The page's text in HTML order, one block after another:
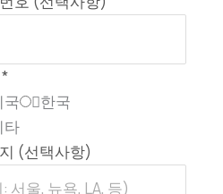
국
한국
타
(선택사항)